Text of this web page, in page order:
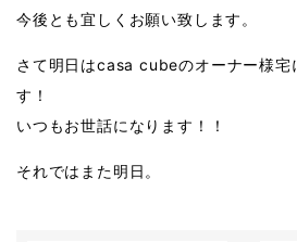
今後とも宜しくお願い致します。
さて明日はcasa cubeのオーナー様宅
す！
いつもお世話になります！！
それではまた明日。